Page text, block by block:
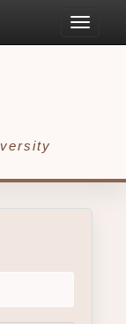
Toggle